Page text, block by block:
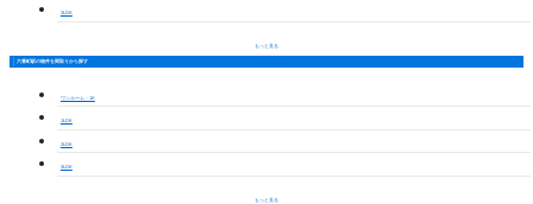
3LDK
もっと見る
六番町駅の物件を間取りから探す
ワンルーム・1K
1LDK
2LDK
3LDK
もっと見る